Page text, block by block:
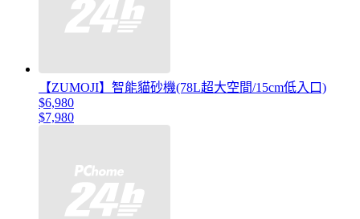
【ZUMOJI】智能貓砂機(78L超大空間/15cm低入口)
$6,980
$7,980